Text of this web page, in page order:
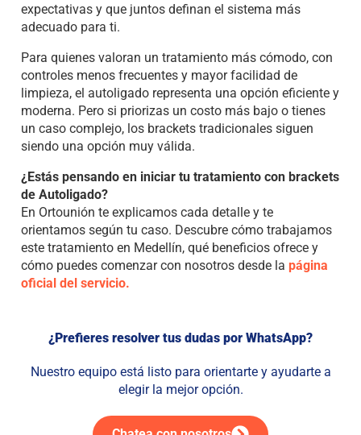
expectativas y que juntos definan el sistema más
adecuado para ti.
Para quienes valoran un tratamiento más cómodo, con
controles menos frecuentes y mayor facilidad de
limpieza, el autoligado representa una opción eficiente y
moderna. Pero si priorizas un costo más bajo o tienes
un caso complejo, los brackets tradicionales siguen
siendo una opción muy válida.
¿Estás pensando en iniciar tu tratamiento con brackets
de Autoligado?
En Ortounión te explicamos cada detalle y te
orientamos según tu caso. Descubre cómo trabajamos
este tratamiento en Medellín, qué beneficios ofrece y
cómo puedes comenzar con nosotros desde la página
oficial del servicio.
¿Prefieres resolver tus dudas por WhatsApp?
Nuestro equipo está listo para orientarte y ayudarte a
elegir la mejor opción.